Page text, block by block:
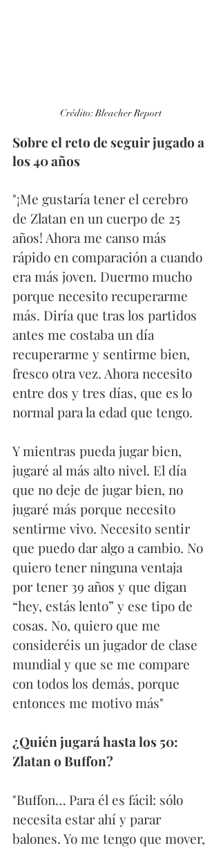
Crédito: Bleacher Report
Sobre el reto de seguir jugado a
los 40 años
"¡Me gustaría tener el cerebro
de Zlatan en un cuerpo de 25
años! Ahora me canso más
rápido en comparación a cuando
era más joven. Duermo mucho
porque necesito recuperarme
más. Diría que tras los partidos
antes me costaba un día
recuperarme y sentirme bien,
fresco otra vez. Ahora necesito
entre dos y tres días, que es lo
normal para la edad que tengo.
Y mientras pueda jugar bien,
jugaré al más alto nivel. El día
que no deje de jugar bien, no
jugaré más porque necesito
sentirme vivo. Necesito sentir
que puedo dar algo a cambio. No
quiero tener ninguna ventaja
por tener 39 años y que digan
“hey, estás lento” y ese tipo de
cosas. No, quiero que me
consideréis un jugador de clase
mundial y que se me compare
con todos los demás, porque
entonces me motivo más"
¿Quién jugará hasta los 50:
Zlatan o Buffon?
"Buffon… Para él es fácil: sólo
necesita estar ahí y parar
balones. Yo me tengo que mover,